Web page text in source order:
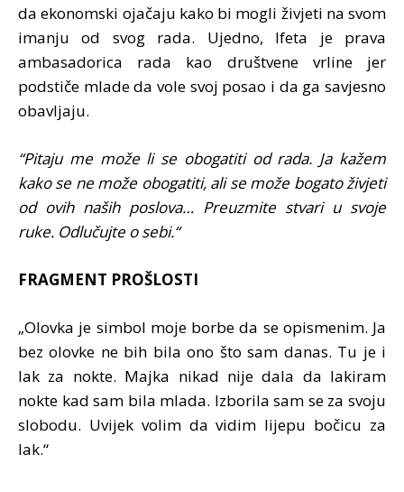
da ekonomski ojačaju kako bi mogli živjeti na svom
imanju od svog rada. Ujedno, Ifeta je prava
ambasadorica rada kao društvene vrline jer
podstiče mlade da vole svoj posao i da ga savjesno
obavljaju.
“Pitaju me može li se obogatiti od rada. Ja kažem
kako se ne može obogatiti, ali se može bogato živjeti
od ovih naših poslova… Preuzmite stvari u svoje
ruke. Odlučujte o sebi.“
FRAGMENT PROŠLOSTI
„Olovka je simbol moje borbe da se opismenim. Ja
bez olovke ne bih bila ono što sam danas. Tu je i
lak za nokte. Majka nikad nije dala da lakiram
nokte kad sam bila mlada. Izborila sam se za svoju
slobodu. Uvijek volim da vidim lijepu bočicu za
lak.“